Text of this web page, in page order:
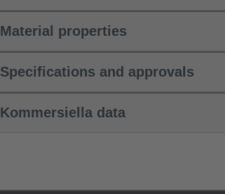
Material properties
Specifications and approvals
Kommersiella data